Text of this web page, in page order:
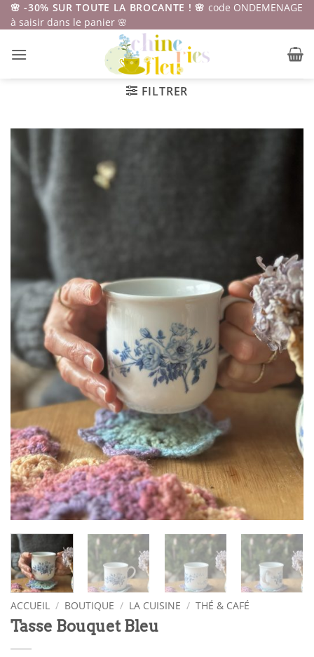
Passer
au
🌸 -30% SUR TOUTE LA BROCANTE ! 🌸 code ONDEMENAGE
à saisir dans le panier 🌸
FILTRER
ACCUEIL / BOUTIQUE / LA CUISINE / THÉ & CAFÉ
Tasse Bouquet Bleu